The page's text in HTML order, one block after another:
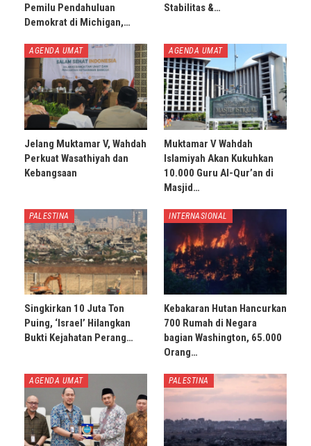
Pemilu Pendahuluan
Demokrat di Michigan,…
Stabilitas &…
AGENDA UMAT
Jelang Muktamar V, Wahdah
Perkuat Wasathiyah dan
Kebangsaan
AGENDA UMAT
Muktamar V Wahdah
Islamiyah Akan Kukuhkan
10.000 Guru Al-Qur’an di
Masjid…
PALESTINA
Singkirkan 10 Juta Ton
Puing, ‘Israel’ Hilangkan
Bukti Kejahatan Perang…
INTERNASIONAL
Kebakaran Hutan Hancurkan
700 Rumah di Negara
bagian Washington, 65.000
Orang…
AGENDA UMAT PALESTINA